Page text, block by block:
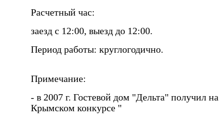
Расчетный час:
заезд с 12:00, выезд до 12:00.
Период работы: круглогодично.
Примечание:
- в 2007 г. Гостевой дом "Дельта" получил
Крымском конкурсе "